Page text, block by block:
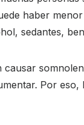
haber
sedantes,
causar
Por